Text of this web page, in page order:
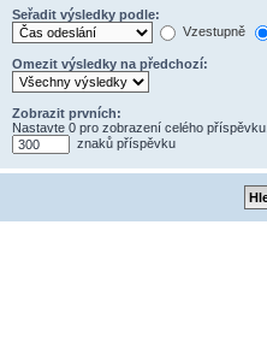
Seřadit výsledky podle:
Vzestupně
Omezit výsledky na předchozí:
Zobrazit prvních:
Nastavte 0 pro zobrazení celého příspěvku.
znaků příspěvku